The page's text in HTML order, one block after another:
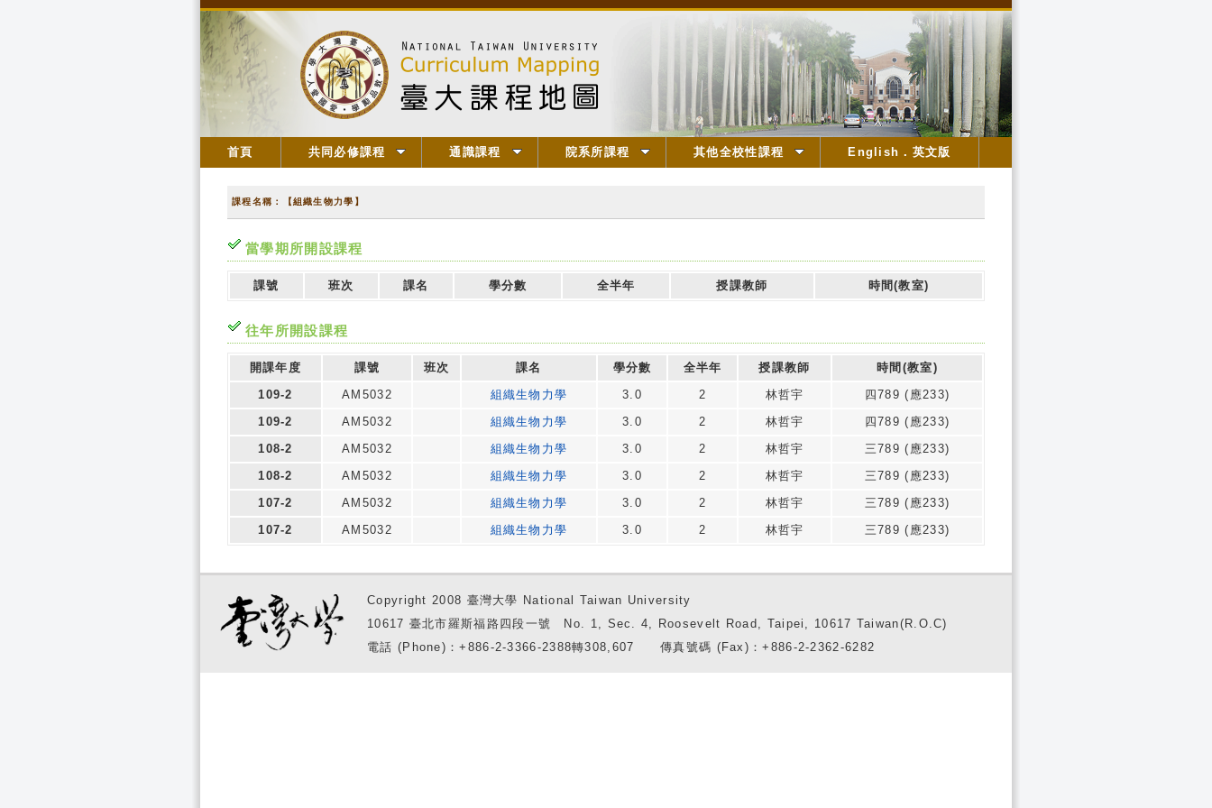
首頁 共同必修課程 通識課程 院系所課程 其他全校性課程 English．英文版
課程名稱：【組織生物力學】
當學期所開設課程
課號 班次 課名 學分數 全半年 授課教師 時間(教室)
往年所開設課程
開課年度 課號 班次 課名 學分數 全半年 授課教師
時間(教室)
109-2
AM5032 組織生物力學 3.0 2 林哲宇
四789 (應233)
109-2
AM5032 組織生物力學 3.0 2 林哲宇
四789 (應233)
108-2
AM5032 組織生物力學 3.0 2 林哲宇
三789 (應233)
108-2
AM5032 組織生物力學 3.0 2 林哲宇
三789 (應233)
107-2
AM5032 組織生物力學 3.0 2 林哲宇
三789 (應233)
107-2
AM5032 組織生物力學 3.0 2 林哲宇 三789 (應233)
Copyright 2008 臺灣大學 National Taiwan University
10617 臺北市羅斯福路四段一號 No. 1, Sec. 4, Roosevelt Road, Taipei, 10617 Taiwan(R.O.C)
電話 (Phone)：+886-2-3366-2388轉308,607 傳真號碼 (Fax)：+886-2-2362-6282